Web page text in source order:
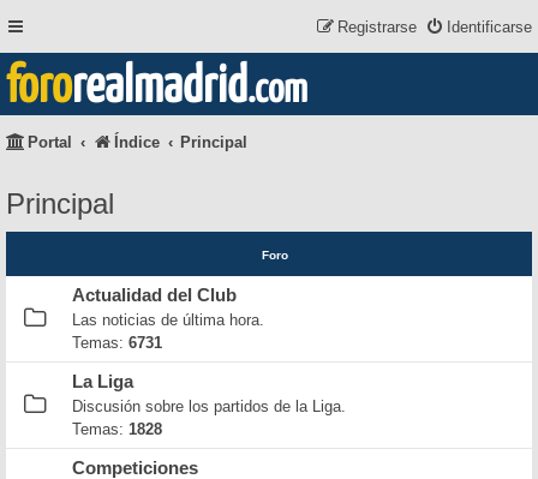
Identificarse
Registrarse
fororealmadrid.com
Portal Índice Principal
Principal
Foro
Actualidad del Club
Las noticias de última hora.
Temas: 6731
La Liga
Discusión sobre los partidos de la Liga.
Temas: 1828
Competiciones